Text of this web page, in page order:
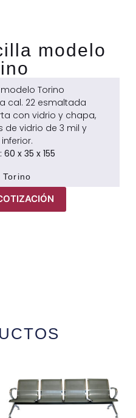
modelo
Torino
cal. 22 esmaltada
con vidrio y chapa,
de vidrio de 3 mil y
x 35 x 155
Torino